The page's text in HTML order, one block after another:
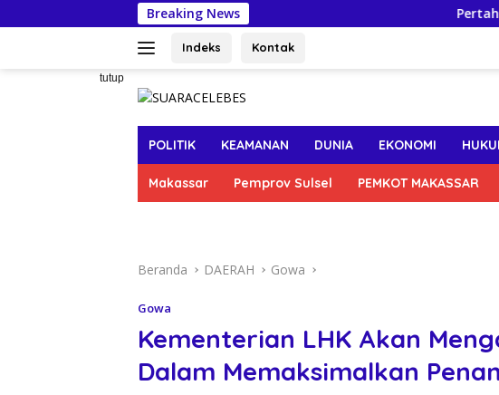
ke
Breaking News Pertahankan
Indeks Kontak
tutup
POLITIK KEAMANAN DUNIA EKONOMI
Makassar Pemprov Sulsel PEMKOT MAKASSAR
Beranda DAERAH Gowa
Gowa
Kementerian LHK Akan
Dalam Memaksimalkan